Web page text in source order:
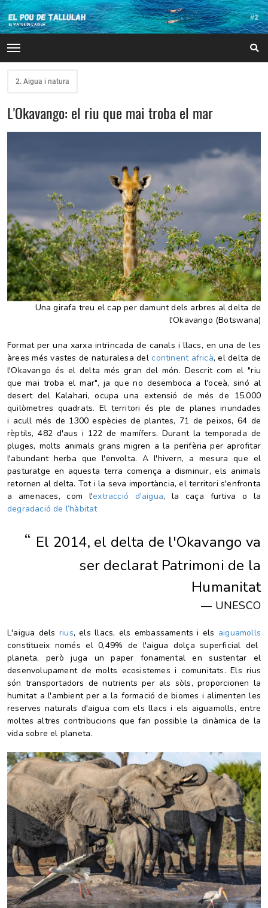
2. Aigua i natura
L'Okavango: el riu que mai troba el mar
Una girafa treu el cap per damunt dels arbres al delta de
l'Okavango (Botswana)
Format per una xarxa intrincada de canals i llacs, en una de les
àrees més vastes de naturalesa delcontinent africà, el delta de
l'Okavango és el delta més gran del món. Descrit com el "riu
que mai troba el mar", ja que no desemboca a l'oceà, sinó al
desert del Kalahari, ocupa una extensió de més de 15.000
quilòmetres quadrats. El territori és ple de planes inundades
i acull més de 1300 espècies de plantes, 71 de peixos, 64 de
rèptils, 482 d'aus i 122 de mamífers. Durant la temporada de
pluges, molts animals grans migren a la perifèria per aprofitar
l'abundant herba que l'envolta. A l'hivern, a mesura que el
pasturatge en aquesta terra comença a disminuir, els animals
retornen al delta. Tot i la seva importància, el territori s'enfronta
a amenaces, com l'extracció d'aigua, la caça furtiva o la
degradació de l’hàbitat
“ El 2014, el delta de l'Okavango va
ser declarat Patrimoni de la
Humanitat
— UNESCO
L'aigua dels rius, els llacs, els embassaments i els aiguamolls
constitueix només el 0,49% de l'aigua dolça superficial del
planeta, però juga un paper fonamental en sustentar el
desenvolupament de molts ecosistemes i comunitats. Els rius
són transportadors de nutrients per als sòls, proporcionen la
humitat a l'ambient per a la formació de biomes i alimenten les
reserves naturals d'aigua com els llacs i els aiguamolls, entre
moltes altres contribucions que fan possible la dinàmica de la
vida sobre el planeta.